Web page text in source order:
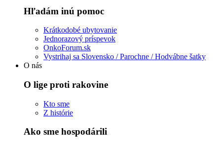
Hľadám inú pomoc
Krátkodobé ubytovanie
Jednorazový príspevok
OnkoForum.sk
Vystrihaj sa Slovensko / Parochne / Hodvábne šatky
O nás
O lige proti rakovine
Kto sme
Z histórie
Ako sme hospodárili